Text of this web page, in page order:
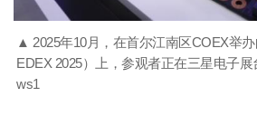
▲ 2025年10月，在首尔江南区COEX举
EDEX 2025）上，参观者正在三星电子
ws1